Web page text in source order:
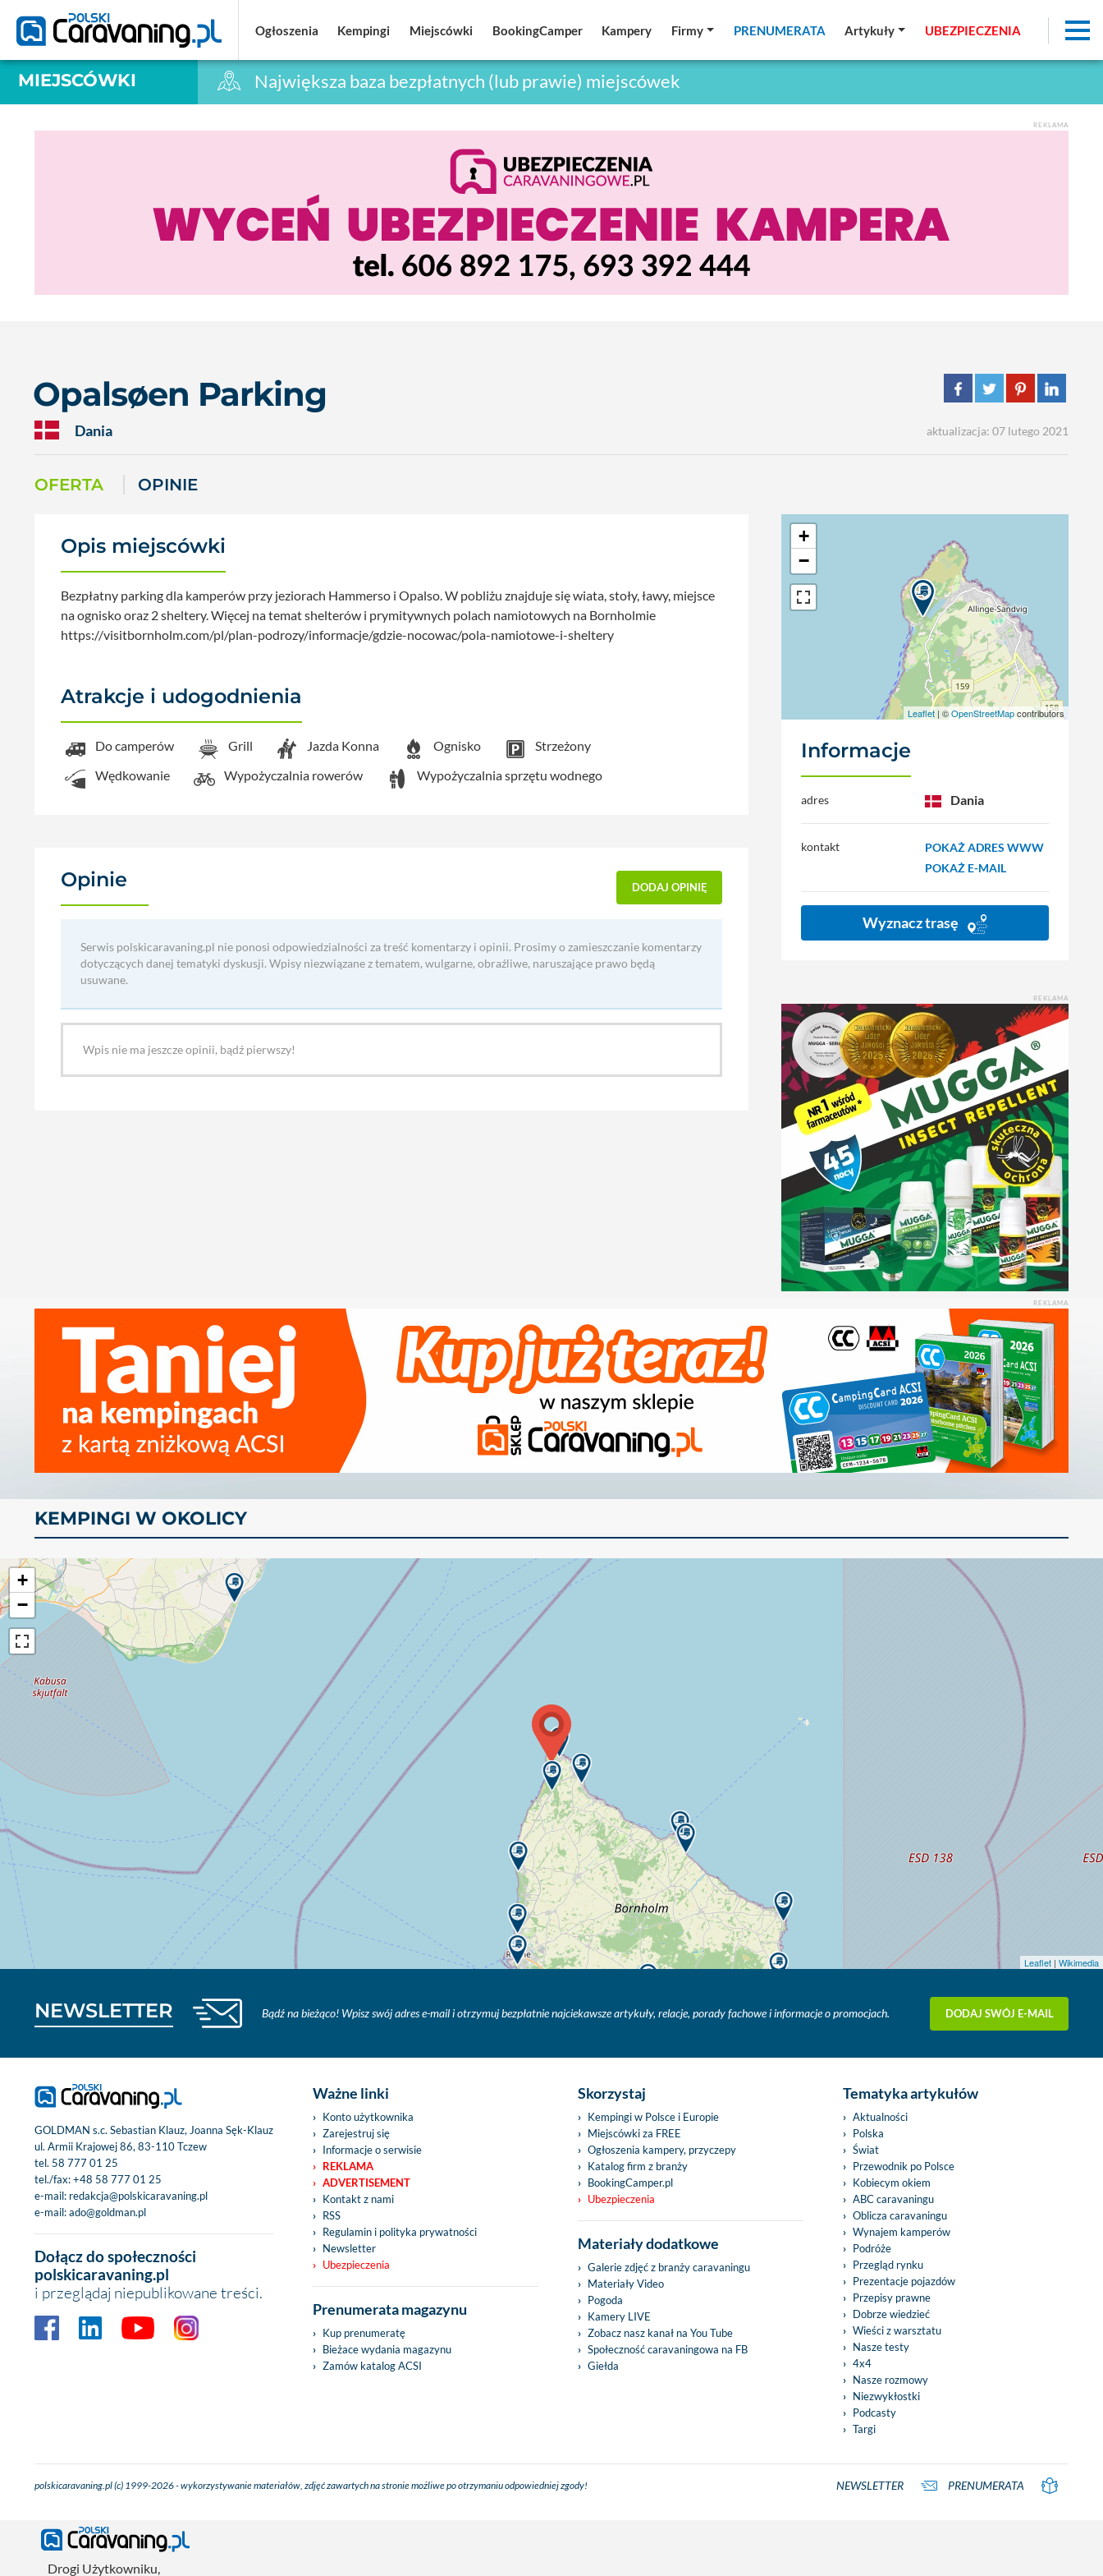
Ogłoszenia Kempingi Miejscówki BookingCamper Kampery Firmy PRENUMERATA Artykuły UBEZPIECZENIA
MIEJSCÓWKI Największa baza bezpłatnych (lub prawie) miejscówek
REKLAMA
Opalsøen Parking
Dania aktualizacja: 07 lutego 2021
OFERTA OPINIE
Opis miejscówki
Bezpłatny parking dla kamperów przy jeziorach Hammerso i Opalso. W pobliżu znajduje się wiata, stoły, ławy, miejsce
na ognisko oraz 2 sheltery. Więcej na temat shelterów i prymitywnych polach namiotowych na Bornholmie
https://visitbornholm.com/pl/plan-podrozy/informacje/gdzie-nocowac/pola-namiotowe-i-sheltery
Atrakcje i udogodnienia
Do camperów Grill Jazda Konna Ognisko
Strzeżony
Wędkowanie
Wypożyczalnia rowerów Wypożyczalnia sprzętu wodnego
Opinie DODAJ OPINIĘ
Serwis polskicaravaning.pl nie ponosi odpowiedzialności za treść komentarzy i opinii. Prosimy o zamieszczanie komentarzy
dotyczących danej tematyki dyskusji. Wpisy niezwiązane z tematem, wulgarne, obraźliwe, naruszające prawo będą
usuwane.
Wpis nie ma jeszcze opinii, bądź pierwszy!
+
−
Leaflet | ©OpenStreetMapcontributors
Informacje
adres Dania
kontakt
POKAŻ ADRES WWW
POKAŻ E-MAIL
Wyznacz trasę
REKLAMA
REKLAMA
KEMPINGI W OKOLICY
+
−
Leaflet | Wikimedia
NEWSLETTER Bądź na bieżąco! Wpisz swój adres e-mail i otrzymuj bezpłatnie najciekawsze artykuły, relacje, porady fachowe i informacje o promocjach. DODAJ SWÓJ E-MAIL
GOLDMAN s.c. Sebastian Klauz, Joanna Sęk-Klauz
ul. Armii Krajowej 86, 83-110 Tczew
tel. 58 777 01 25
tel./fax:+48 58 777 01 25
e-mail: redakcja@polskicaravaning.pl
e-mail:ado@goldman.pl
Dołącz do społeczności
polskicaravaning.pl
i przeglądaj niepublikowane treści.
Ważne linki
Konto użytkownika
Zarejestruj się
Informacje o serwisie
REKLAMA
ADVERTISEMENT
Kontakt z nami
RSS
Regulamin i polityka prywatności
Newsletter
Ubezpieczenia
Prenumerata magazynu
Kup prenumeratę
Bieżace wydania magazynu
Zamów katalog ACSI
Skorzystaj
Kempingi w Polsce i Europie
Miejscówki za FREE
Ogłoszenia kampery, przyczepy
Katalog firm z branży
BookingCamper.pl
Ubezpieczenia
Materiały dodatkowe
Galerie zdjęć z branży caravaningu
Materiały Video
Pogoda
Kamery LIVE
Zobacz nasz kanał na You Tube
Społeczność caravaningowa na FB
Giełda
Tematyka artykułów
Aktualności
Polska
Świat
Przewodnik po Polsce
Kobiecym okiem
ABC caravaningu
Oblicza caravaningu
Wynajem kamperów
Podróże
Przegląd rynku
Prezentacje pojazdów
Przepisy prawne
Dobrze wiedzieć
Wieści z warsztatu
Nasze testy
4x4
Nasze rozmowy
Niezwykłostki
Podcasty
Targi
polskicaravaning.pl (c) 1999-2026 - wykorzystywanie materiałów, zdjęć zawartych na stronie możliwe po otrzymaniu odpowiedniej zgody! NEWSLETTER PRENUMERATA
Ogłoszenia Kempingi Miejscówki BookingCamper Kampery Firmy PRENUMERATA Artykuły UBEZPIECZENIA
Drogi Użytkowniku,